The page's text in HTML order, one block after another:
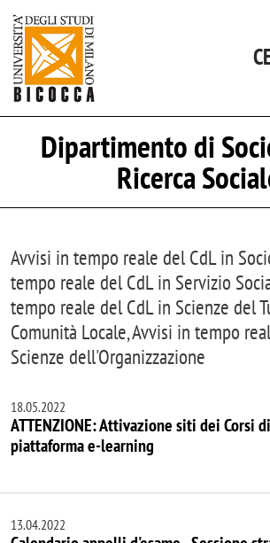
Dipartimento di
Ricerca
Avvisi in tempo reale del CdL in
tempo reale del CdL in Servizio
tempo reale del CdL in Scienze del
Comunità Locale, Avvisi in tempo
Scienze dell'Organizzazione
18.05.2022
ATTENZIONE: Attivazione siti dei Corsi
piattaforma e-learning
13.04.2022